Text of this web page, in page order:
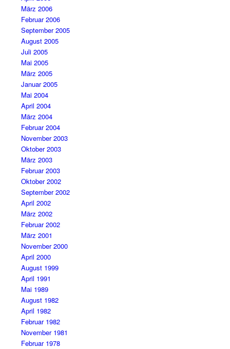
März 2006
Februar 2006
September 2005
August 2005
Juli 2005
Mai 2005
März 2005
Januar 2005
Mai 2004
April 2004
März 2004
Februar 2004
November 2003
Oktober 2003
März 2003
Februar 2003
Oktober 2002
September 2002
April 2002
März 2002
Februar 2002
März 2001
November 2000
April 2000
August 1999
April 1991
Mai 1989
August 1982
April 1982
Februar 1982
November 1981
Februar 1978